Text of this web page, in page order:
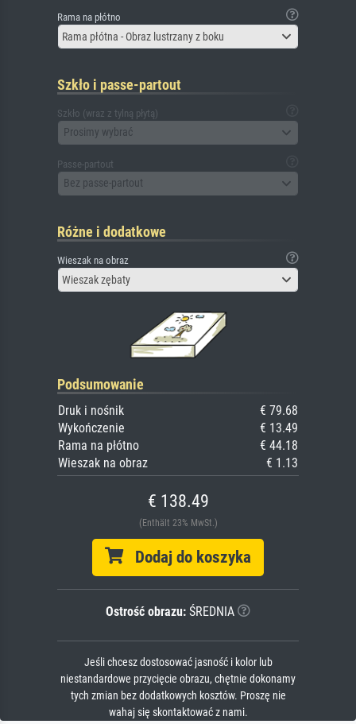
Rama na płótno
Rama płótna - Obraz lustrzany z boku
Szkło i passe-partout
Szkło (wraz z tylną płytą)
Prosimy wybrać
Passe-partout
Bez passe-partout
Różne i dodatkowe
Wieszak na obraz
Wieszak zębaty
Podsumowanie
Druk i nośnik
€ 79.68
Wykończenie
€ 13.49
Rama na płótno
€ 44.18
Wieszak na obraz
€ 1.13
€ 138.49
(Enthält 23% MwSt.)
Dodaj do koszyka
Ostrość obrazu: ŚREDNIA
Jeśli chcesz dostosować jasność i kolor lub
niestandardowe przycięcie obrazu, chętnie dokonamy
tych zmian bez dodatkowych kosztów. Proszę nie
wahaj się skontaktować z nami.